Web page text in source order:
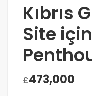
Kıbrıs
Site
£473,000